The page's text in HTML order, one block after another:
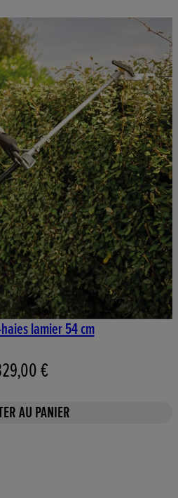
lamier 54 cm
€
AU PANIER